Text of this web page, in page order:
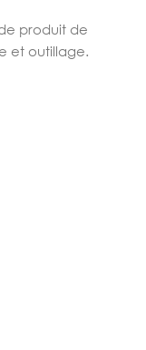
produit de
et outillage.